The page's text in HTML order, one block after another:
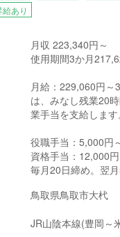
給あり
月収 223,340円～
使用期間3か月
月給：229,060円
は、みなし残業20
業手当を支給します
役職手当：5,000円
資格手当：12,000円
毎月20日締め。翌月
鳥取県鳥取市大杙
JR山陰本線(豊岡～